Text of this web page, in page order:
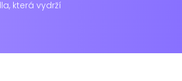
která vydrží